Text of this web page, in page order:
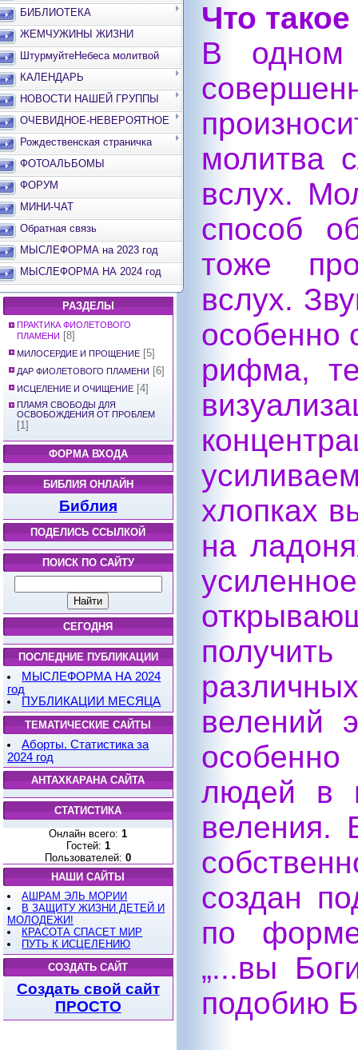
БИБЛИОТЕКА
ЖЕМЧУЖИНЫ ЖИЗНИ
ШтурмуйтеНебеса молитвой
КАЛЕНДАРЬ
НОВОСТИ НАШЕЙ ГРУППЫ
ОЧЕВИДНОЕ-НЕВЕРОЯТНОЕ
Рождественская страничка
ФОТОАЛЬБОМЫ
ФОРУМ
МИНИ-ЧАТ
Обратная связь
МЫСЛЕФОРМА на 2023 год
МЫСЛЕФОРМА НА 2024 год
РАЗДЕЛЫ
ПРАКТИКА ФИОЛЕТОВОГО
ПЛАМЕНИ [8]
МИЛОСЕРДИЕ И ПРОЩЕНИЕ [5]
ДАР ФИОЛЕТОВОГО ПЛАМЕНИ [6]
ИСЦЕЛЕНИЕ И ОЧИЩЕНИЕ [4]
ПЛАМЯ СВОБОДЫ ДЛЯ
ОСВОБОЖДЕНИЯ ОТ ПРОБЛЕМ
[1]
ФОРМА ВХОДА
БИБЛИЯ ОНЛАЙН
Библия
ПОДЕЛИСЬ ССЫЛКОЙ
ПОИСК ПО САЙТУ
СЕГОДНЯ
ПОСЛЕДНИЕ ПУБЛИКАЦИИ
МЫСЛЕФОРМА НА 2024
год
ПУБЛИКАЦИИ МЕСЯЦА
ТЕМАТИЧЕСКИЕ САЙТЫ
Аборты. Статистика за
2024 год
АНТАХКАРАНА САЙТА
СТАТИСТИКА
Онлайн всего: 1
Гостей: 1
Пользователей: 0
НАШИ САЙТЫ
АШРАМ ЭЛЬ МОРИИ
В ЗАЩИТУ ЖИЗНИ ДЕТЕЙ И
МОЛОДЕЖИ!
КРАСОТА СПАСЕТ МИР
ПУТЬ К ИСЦЕЛЕНИЮ
СОЗДАТЬ САЙТ
Создать свой сайт
ПРОСТО
Что
В одном
молитва
вслух.
способ
тоже
вслух.
особенно
рифма,
хлопках
на
велений
людей в
веления.
создан
по
„...вы
подобию